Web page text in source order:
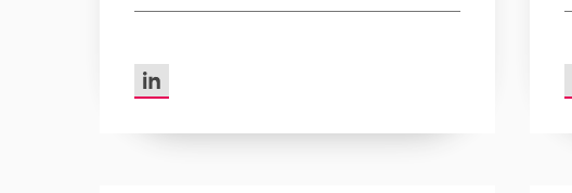
LinkedIn van Maarten Podt